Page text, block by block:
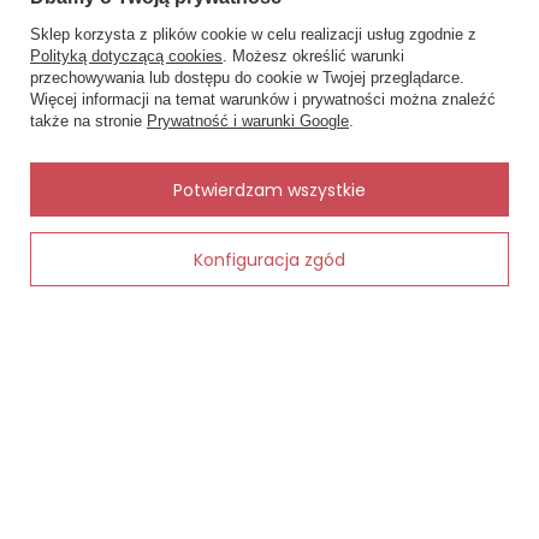
Dodaj do koszyka
MOJE ZAMÓWIENIE
Status zamówienia
Chcę zwrócić produkt
Kontakt
×
✨ Asystent zakupowy
Napisz czego szukasz — pokażę
gotowe propozycje.
Sklep korzysta z plików cookie w celu realizacji usług zgodnie z
Polityką dotyczącą cookies. Możesz określić warunki
przechowywania lub dostępu do cookie w Twojej przeglądarce.
Więcej informacji na temat warunków i prywatności można znaleźć
także na stronie Prywatność i warunki Google.
Konfiguracja zgód
Potwierdzam wszystkie